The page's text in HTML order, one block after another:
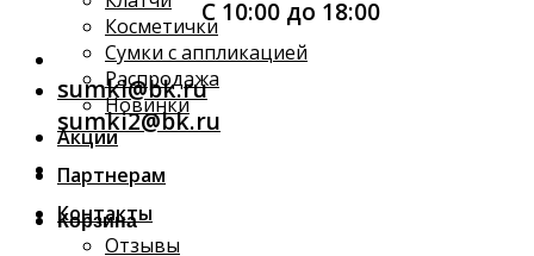
С 10:00 до 18:00
sumki@bk.ru
sumki2@bk.ru
Корзина
Косметички
Сумки с аппликацией
Распродажа
Новинки
Акции
Партнерам
Контакты
Отзывы